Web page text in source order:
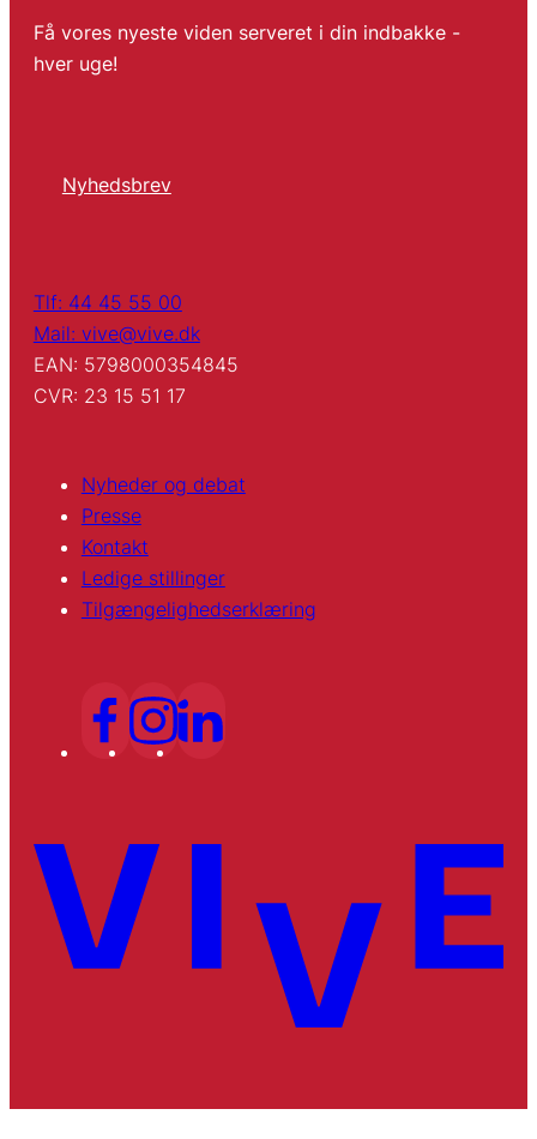
Få vores nyeste viden serveret i din indbakke -
hver uge!
Nyhedsbrev
Tlf: 44 45 55 00
Mail: vive@vive.dk
EAN: 5798000354845
CVR: 23 15 51 17
Nyheder og debat
Presse
Kontakt
Ledige stillinger
Tilgængelighedserklæring